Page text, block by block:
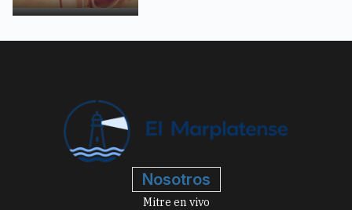
Nosotros
Mitre en vivo